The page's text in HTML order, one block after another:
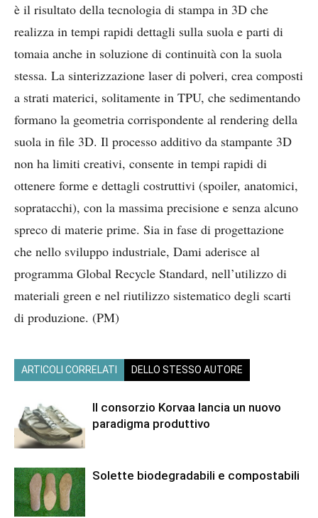
è il risultato della tecnologia di stampa in 3D che
realizza in tempi rapidi dettagli sulla suola e parti di
tomaia anche in soluzione di continuità con la suola
stessa. La sinterizzazione laser di polveri, crea composti
a strati materici, solitamente in TPU, che sedimentando
formano la geometria corrispondente al rendering della
suola in file 3D. Il processo additivo da stampante 3D
non ha limiti creativi, consente in tempi rapidi di
ottenere forme e dettagli costruttivi (spoiler, anatomici,
sopratacchi), con la massima precisione e senza alcuno
spreco di materie prime. Sia in fase di progettazione
che nello sviluppo industriale, Dami aderisce al
programma Global Recycle Standard, nell’utilizzo di
materiali green e nel riutilizzo sistematico degli scarti
di produzione. (PM)
ARTICOLI CORRELATI DELLO STESSO AUTORE
Il consorzio Korvaa lancia un nuovo
paradigma produttivo
Solette biodegradabili e compostabili